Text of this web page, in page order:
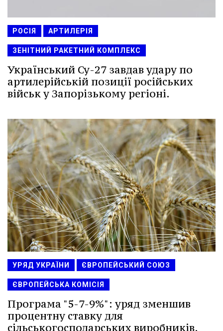
РОСІЯ АРТИЛЕРІЯ
ЗЕНІТНИЙ РАКЕТНИЙ КОМПЛЕКС
Український Су-27 завдав удару по
артилерійській позиції російських
військ у Запорізькому регіоні.
УРЯД УКРАЇНИ ЄВРОПЕЙСЬКИЙ СОЮЗ
ЄВРОПЕЙСЬКА КОМІСІЯ
Програма "5-7-9%": уряд зменшив
процентну ставку для
сільськогосподарських виробників.